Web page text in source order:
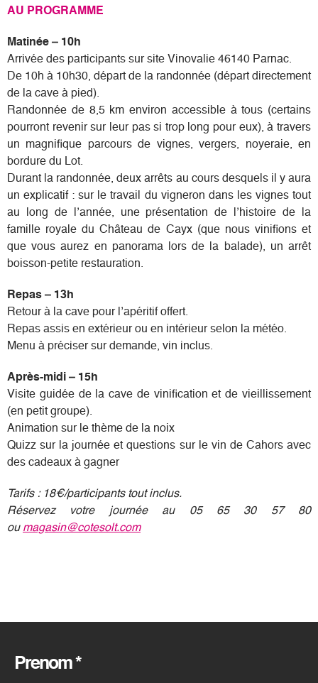
AU PROGRAMME
Matinée – 10h
Arrivée des participants sur site Vinovalie 46140 Parnac.
De 10h à 10h30, départ de la randonnée (départ directement
de la cave à pied).
Randonnée de 8,5 km environ accessible à tous (certains
pourront revenir sur leur pas si trop long pour eux), à travers
un magnifique parcours de vignes, vergers, noyeraie, en
bordure du Lot.
Durant la randonnée, deux arrêts au cours desquels il y aura
un explicatif : sur le travail du vigneron dans les vignes tout
au long de l’année, une présentation de l’histoire de la
famille royale du Château de Cayx (que nous vinifions et
que vous aurez en panorama lors de la balade), un arrêt
boisson-petite restauration.
Repas – 13h
Retour à la cave pour l’apéritif offert.
Repas assis en extérieur ou en intérieur selon la météo.
Menu à préciser sur demande, vin inclus.
Après-midi – 15h
Visite guidée de la cave de vinification et de vieillissement
(en petit groupe).
Animation sur le thème de la noix
Quizz sur la journée et questions sur le vin de Cahors avec
des cadeaux à gagner
Tarifs : 18€/participants tout inclus.
Réservez votre journée au 05 65 30 57 80
ou magasin@cotesolt.com
Prenom*